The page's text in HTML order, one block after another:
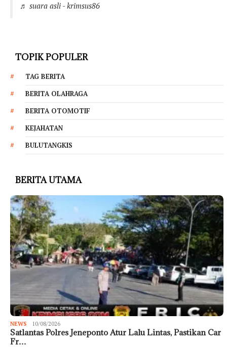
♬ suara asli - krimsus86
TOPIK POPULER
TAG BERITA
BERITA OLAHRAGA
BERITA OTOMOTIF
KEJAHATAN
BULUTANGKIS
BERITA UTAMA
NEWS 10/08/2026
Satlantas Polres Jeneponto Atur Lalu Lintas, Pastikan Car
Fr…